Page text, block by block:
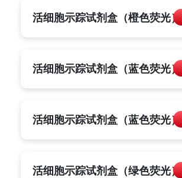
活细胞示踪试剂盒（橙色荧光）
活细胞示踪试剂盒（蓝色荧光）
活细胞示踪试剂盒（蓝色荧光）
活细胞示踪试剂盒（绿色荧光）